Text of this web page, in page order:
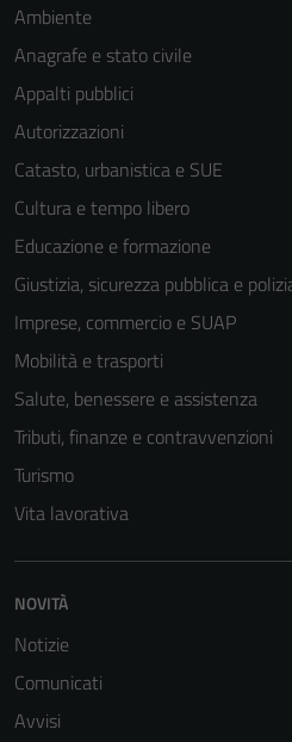
Ambiente
Anagrafe e stato civile
Appalti pubblici
Autorizzazioni
Catasto, urbanistica e SUE
Cultura e tempo libero
Educazione e formazione
Giustizia, sicurezza pubblica e
Imprese, commercio e SUAP
Mobilità e trasporti
Salute, benessere e assistenza
Tributi, finanze e contravvenzioni
Turismo
Vita lavorativa
NOVITÀ
Notizie
Comunicati
Avvisi